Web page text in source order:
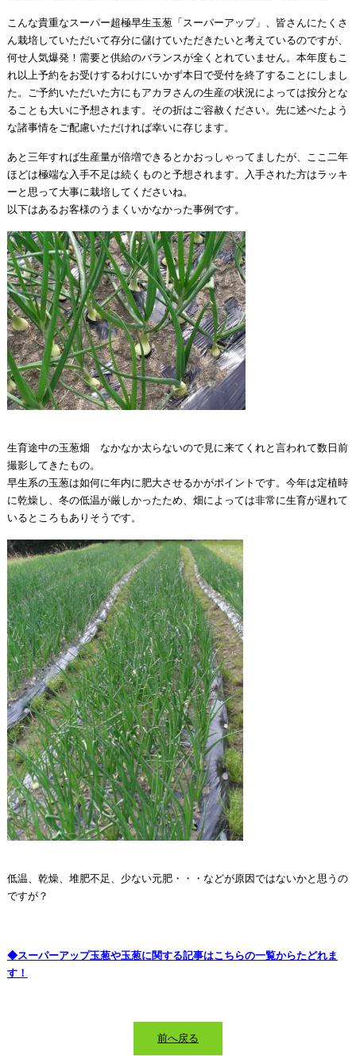
こんな貴重なスーパー超極早生玉葱「スーパーアップ」、皆さんにたくさ
ん栽培していただいて存分に儲けていただきたいと考えているのですが、
何せ人気爆発！需要と供給のバランスが全くとれていません。本年度もこ
れ以上予約をお受けするわけにいかず本日で受付を終了することにしまし
た。ご予約いただいた方にもアカヲさんの生産の状況によっては按分とな
ることも大いに予想されます。その折はご容赦ください。先に述べたよう
な諸事情をご配慮いただければ幸いに存じます。
あと三年すれば生産量が倍増できるとかおっしゃってましたが、ここ二年
ほどは極端な入手不足は続くものと予想されます。入手された方はラッキ
ーと思って大事に栽培してくださいね。
以下はあるお客様のうまくいかなかった事例です。
生育途中の玉葱畑 なかなか太らないので見に来てくれと言われて数日前
撮影してきたもの。
早生系の玉葱は如何に年内に肥大させるかがポイントです。今年は定植時
に乾燥し、冬の低温が厳しかったため、畑によっては非常に生育が遅れて
いるところもありそうです。
低温、乾燥、堆肥不足、少ない元肥・・・などが原因ではないかと思うの
ですが？
◆スーパーアップ玉葱や玉葱に関する記事はこちらの一覧からたどれま
す！
前へ戻る